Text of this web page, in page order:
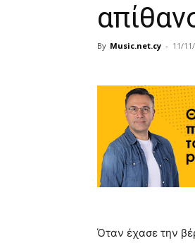
By Music.net.cy - 11/
Όταν έχασε την